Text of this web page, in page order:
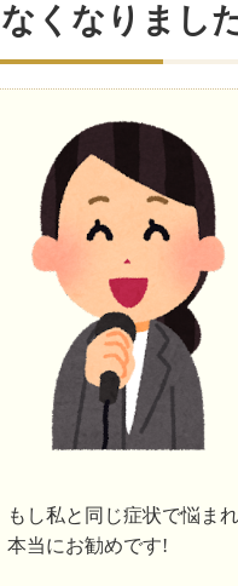
なくなりまし
もし私と同じ症状で悩ま
本当にお勧めです!